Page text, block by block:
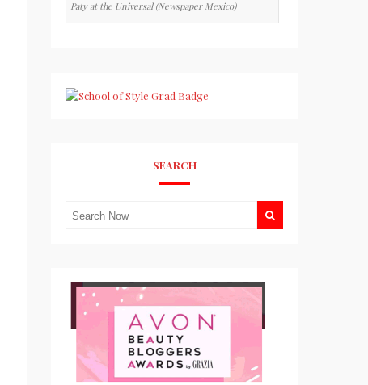
Paty at the Universal (Newspaper Mexico)
SEARCH